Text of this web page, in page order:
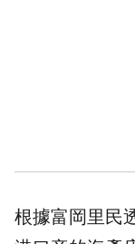
根據富岡里民